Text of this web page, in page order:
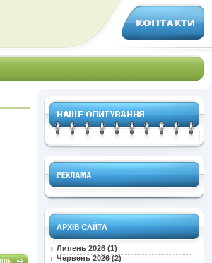
Липень 2026 (1)
Червень 2026 (2)